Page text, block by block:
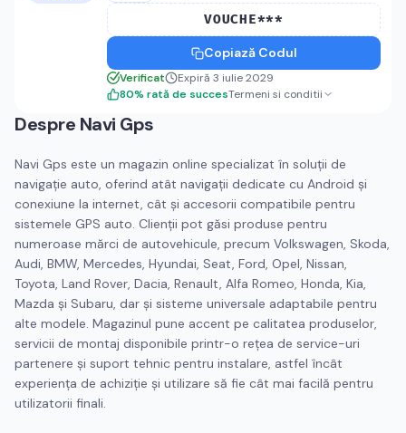
VOUCHE***
Copiază Codul
Verificat
Expiră 3 iulie 2029
80% rată de succesTermeni si conditii
Despre Navi Gps
Navi Gps este un magazin online specializat în soluții de
navigație auto, oferind atât navigații dedicate cu Android și
conexiune la internet, cât și accesorii compatibile pentru
sistemele GPS auto. Clienții pot găsi produse pentru
numeroase mărci de autovehicule, precum Volkswagen, Skoda,
Audi, BMW, Mercedes, Hyundai, Seat, Ford, Opel, Nissan,
Toyota, Land Rover, Dacia, Renault, Alfa Romeo, Honda, Kia,
Mazda și Subaru, dar și sisteme universale adaptabile pentru
alte modele. Magazinul pune accent pe calitatea produselor,
servicii de montaj disponibile printr-o rețea de service-uri
partenere și suport tehnic pentru instalare, astfel încât
experiența de achiziție și utilizare să fie cât mai facilă pentru
utilizatorii finali.